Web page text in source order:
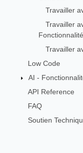
Travailler
Travailler
Travailler
Low Code
AI -
API Reference
FAQ
Soutien